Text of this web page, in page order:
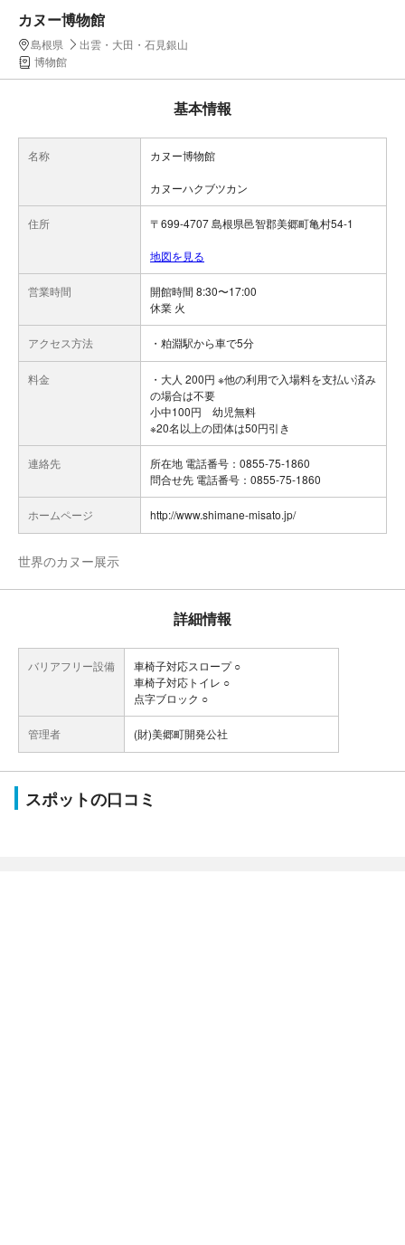
カヌー博物館
島根県
出雲・大田・石見銀山
博物館
基本情報
名称 カヌー博物館
カヌーハクブツカン
住所 〒699-4707 島根県邑智郡美郷町亀村54-1
地図を見る
営業時間
開館時間 8:30〜17:00
休業 火
アクセス方法 ・粕淵駅から車で5分
料金
・大人 200円 ※他の利用で入場料を支払い済み
の場合は不要
小中100円 幼児無料
※20名以上の団体は50円引き
連絡先
所在地 電話番号：0855-75-1860
問合せ先 電話番号：0855-75-1860
ホームページ http://www.shimane-misato.jp/
世界のカヌー展示
詳細情報
バリアフリー設備
車椅子対応スロープ ○
車椅子対応トイレ ○
点字ブロック ○
管理者 (財)美郷町開発公社
スポットの口コミ